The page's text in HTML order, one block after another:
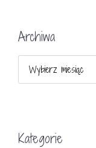
Archiwa
Kategorie